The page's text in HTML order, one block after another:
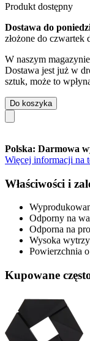
Produkt dostępny
Dostawa do
złożone do czwartek
W naszym
Dostawa jest już w
sztuk, może to
Do koszyka
Polska: Darmowa
Więcej informacji na
Właściwości i
Odporny na
Odporna na
Wysoka
Powierzchnia
Kupowane